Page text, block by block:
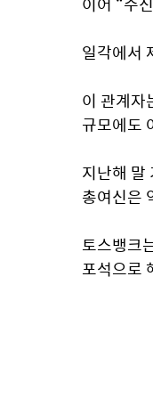
일각에서
이 관계자
규모에도
지난해
총여신은
토스뱅크
포석으로